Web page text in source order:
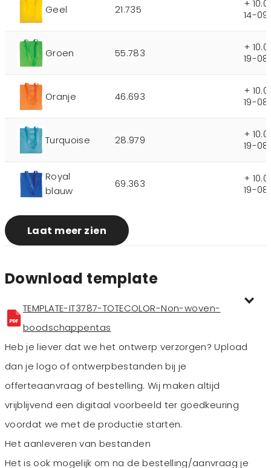
Geel 21.735
+
14-
Groen 55.783
+
19-
Oranje 46.693
+
19-
Turquoise 28.979
+
19-
Royal
blauw
69.363
+
19-
Laat meer zien
Download template
TEMPLATE-IT3787-TOTECOLOR-Non-woven-
boodschappentas
Heb je liever dat we het ontwerp verzorgen? Upload
dan je logo of ontwerpbestanden bij je
offerteaanvraag of bestelling. Wij maken altijd
vrijblijvend een digitaal voorbeeld ter goedkeuring
voordat we met de productie starten.
Het aanleveren van bestanden
Het is ook mogelijk om na de bestelling/aanvraag je